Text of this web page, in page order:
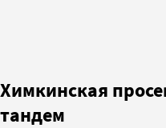
Химкинская
тандем